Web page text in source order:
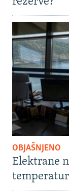
OBJAŠNJENO
Elektrane